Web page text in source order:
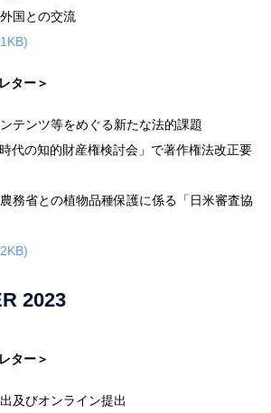
国との交流
ター＞
テンツ等をめぐる新たな法的課題
代の知的財産権検討会」で著作権法改正要
務省との植物品種保護に係る「日米審査協
2023
ター＞
及びオンライン提出